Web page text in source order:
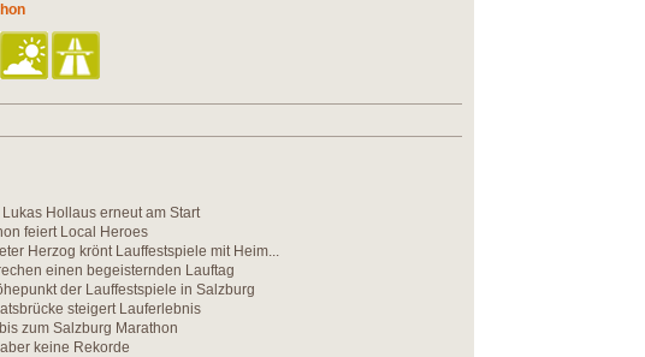
Hollaus erneut am Start
feiert Local Heroes
Herzog krönt Lauffestspiele mit Heim...
einen begeisternden Lauftag
der Lauffestspiele in Salzburg
steigert Lauferlebnis
zum Salzburg Marathon
keine Rekorde